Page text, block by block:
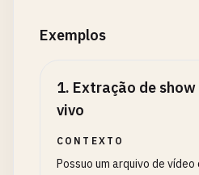
Exemplos
1. Extração de show
vivo
CONTEXTO
Possuo um arquivo de